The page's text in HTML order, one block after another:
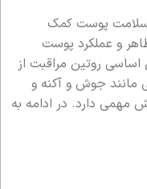
سلامت پوست کمک
و عملکرد پوست
اساسی روتین مراقبت از
مانند جوش و آکنه و
مهمی دارد. در ادامه به